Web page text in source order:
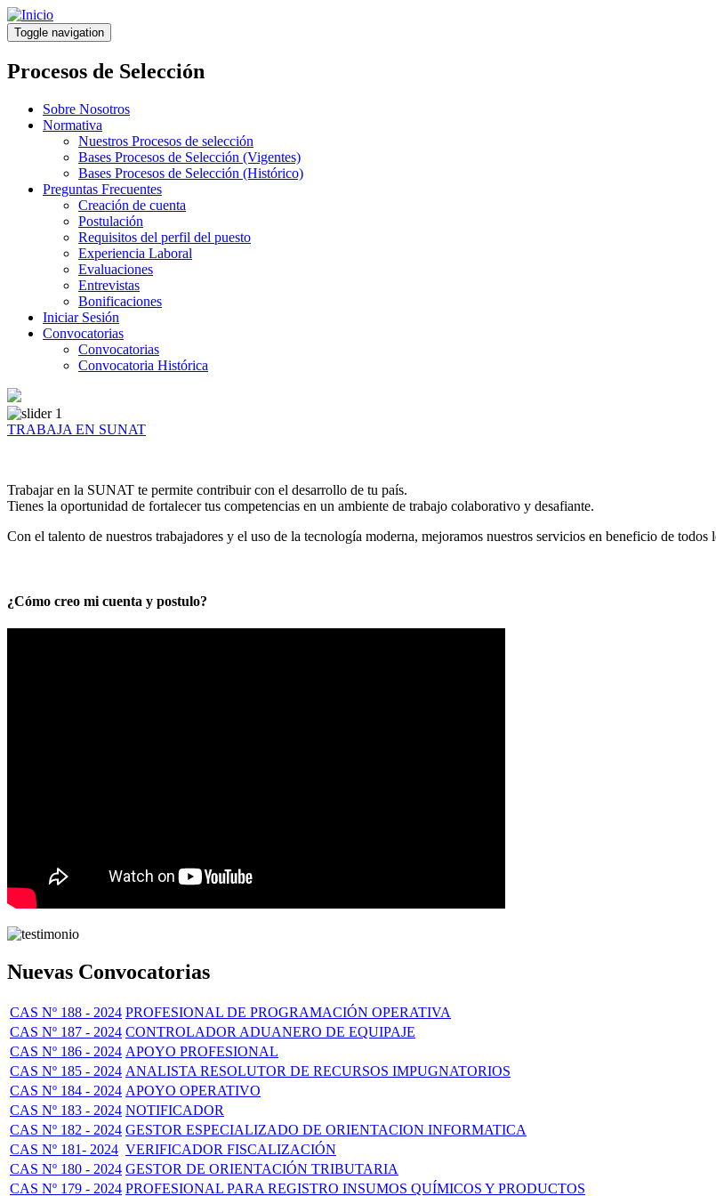
Pasar
al
contenido
principal
Toggle navigation
Procesos de Selección
Sobre Nosotros
Normativa
Nuestros Procesos de selección
Bases Procesos de Selección (Vigentes)
Bases Procesos de Selección (Histórico)
Preguntas Frecuentes
Creación de cuenta
Postulación
Requisitos del perfil del puesto
Experiencia Laboral
Evaluaciones
Entrevistas
Bonificaciones
Iniciar Sesión
Convocatorias
Convocatorias
Convocatoria Histórica
TRABAJA EN SUNAT
Trabajar en la SUNAT te permite contribuir con el desarrollo de tu país.
Tienes la oportunidad de fortalecer tus competencias en un ambiente de trabajo colaborativo y desafiante.
Con el talento de nuestros trabajadores y el uso de la tecnología moderna, mejoramos nuestros servicios en beneficio de todos
¿Cómo creo mi cuenta y postulo?
Nuevas Convocatorias
CAS Nº 188 - 2024 PROFESIONAL DE PROGRAMACIÓN OPERATIVA
CAS Nº 187 - 2024 CONTROLADOR ADUANERO DE EQUIPAJE
CAS Nº 186 - 2024 APOYO PROFESIONAL
CAS Nº 185 - 2024 ANALISTA RESOLUTOR DE RECURSOS IMPUGNATORIOS
CAS Nº 184 - 2024 APOYO OPERATIVO
CAS Nº 183 - 2024 NOTIFICADOR
CAS Nº 182 - 2024 GESTOR ESPECIALIZADO DE ORIENTACION INFORMATICA
CAS Nº 181- 2024 VERIFICADOR FISCALIZACIÓN
CAS Nº 180 - 2024 GESTOR DE ORIENTACIÓN TRIBUTARIA
CAS Nº 179 - 2024 PROFESIONAL PARA REGISTRO INSUMOS QUÍMICOS Y PRODUCTOS